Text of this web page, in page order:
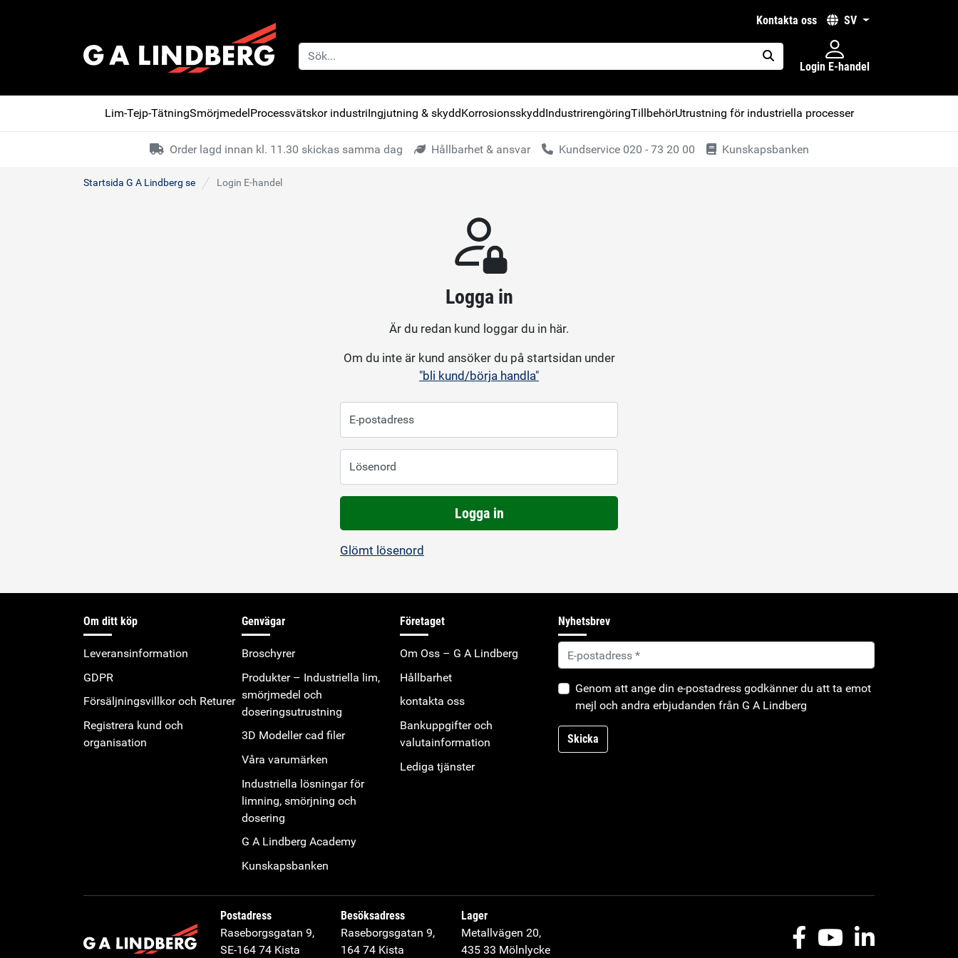
kontakta oss SV
placeholder.search
Login E-handel
Lim-Tejp-TätningSmörjmedelProcessvätskor industriIngjutning & skyddKorrosionsskyddIndustrirengöringTillbehörUtrustning för industriella processer
Order lagd innan kl. 11.30 skickas samma dag Hållbarhet & ansvar Kundservice 020 - 73 20 00 Kunskapsbanken
Startsida G A Lindberg se Login E-handel
Logga in
Är du redan kund loggar du in här.
Om du inte är kund ansöker du på startsidan under
"bli kund/börja handla"
E-postadress
Lösenord
Logga in
Glömt lösenord
Om ditt köp
Leveransinformation
GDPR
Försäljningsvillkor och Returer
Registrera kund och
organisation
Genvägar
Broschyrer
Produkter – Industriella lim,
smörjmedel och
doseringsutrustning
3D Modeller cad filer
Våra varumärken
Industriella lösningar för
limning, smörjning och
dosering
G A Lindberg Academy
Kunskapsbanken
Företaget
Om Oss – G A Lindberg
Hållbarhet
kontakta oss
Bankuppgifter och
valutainformation
Lediga tjänster
Nyhetsbrev
Genom att ange din e-postadress godkänner du att ta emot
mejl och andra erbjudanden från G A Lindberg
Skicka
Postadress
Raseborgsgatan 9,
SE-164 74 Kista
Besöksadress
Raseborgsgatan 9,
164 74 Kista
Lager
Metallvägen 20,
435 33 Mölnlycke
FacebookYoutubeLinkedIn